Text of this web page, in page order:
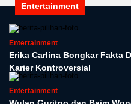
Entertainment
Entertainment
Erika Carlina Bongkar Fakta
Karier Kontroversial
Entertainment